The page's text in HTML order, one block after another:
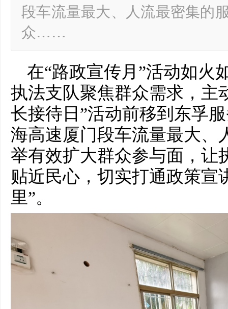
段车流量最大、人流最密集的
众……
在“路政宣传月”活动如火
执法支队聚焦群众需求，主
长接待日”活动前移到东孚
海高速厦门段车流量最大、
举有效扩大群众参与面，让
贴近民心，切实打通政策宣
里”。